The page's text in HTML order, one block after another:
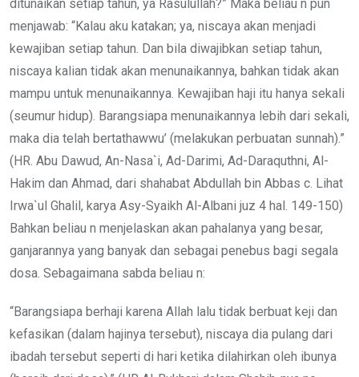
ditunaikan setiap tahun, ya Rasulullah?” Maka beliau n pun
menjawab: “Kalau aku katakan; ya, niscaya akan menjadi
kewajiban setiap tahun. Dan bila diwajibkan setiap tahun,
niscaya kalian tidak akan menunaikannya, bahkan tidak akan
mampu untuk menunaikannya. Kewajiban haji itu hanya sekali
(seumur hidup). Barangsiapa menunaikannya lebih dari sekali,
maka dia telah bertathawwu’ (melakukan perbuatan sunnah).”
(HR. Abu Dawud, An-Nasa`i, Ad-Darimi, Ad-Daraquthni, Al-
Hakim dan Ahmad, dari shahabat Abdullah bin Abbas c. Lihat
Irwa`ul Ghalil, karya Asy-Syaikh Al-Albani juz 4 hal. 149-150)
Bahkan beliau n menjelaskan akan pahalanya yang besar,
ganjarannya yang banyak dan sebagai penebus bagi segala
dosa. Sebagaimana sabda beliau n:
“Barangsiapa berhaji karena Allah lalu tidak berbuat keji dan
kefasikan (dalam hajinya tersebut), niscaya dia pulang dari
ibadah tersebut seperti di hari ketika dilahirkan oleh ibunya